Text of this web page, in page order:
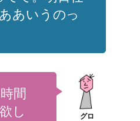
あいうのっ
間
し